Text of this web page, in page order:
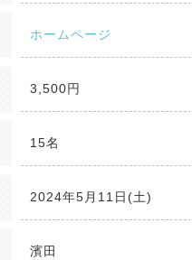
ホームページ
3,500円
15名
2024年5月11日(土)
濱田